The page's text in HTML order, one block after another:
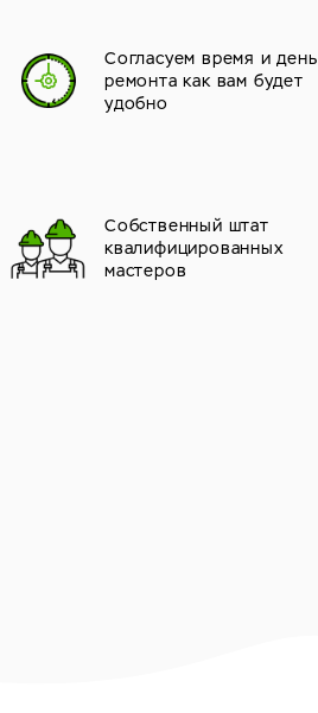
Согласуем время и день
ремонта как вам будет
удобно
Собственный штат
квалифицированных
мастеров